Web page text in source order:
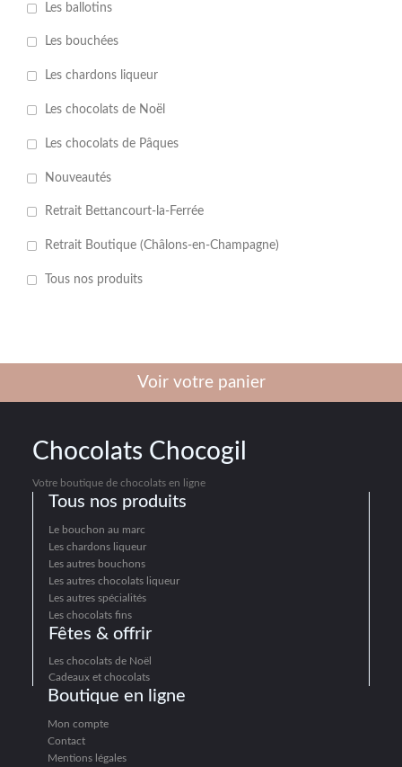
Les ballotins
Les bouchées
Les chardons liqueur
Les chocolats de Noël
Les chocolats de Pâques
Nouveautés
Retrait Bettancourt-la-Ferrée
Retrait Boutique (Châlons-en-Champagne)
Tous nos produits
Voir votre panier
Chocolats Chocogil
Votre boutique de chocolats en ligne
Tous nos produits
Le bouchon au marc
Les chardons liqueur
Les autres bouchons
Les autres chocolats liqueur
Les autres spécialités
Les chocolats fins
Fêtes & offrir
Les chocolats de Noël
Cadeaux et chocolats
Boutique en ligne
Mon compte
Contact
Mentions légales